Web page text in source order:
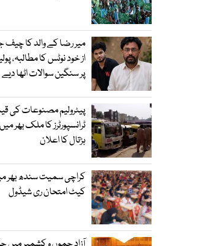
میر رضا کے والد کا
از خود نوٹس کا مطالبہ،
پر سنگین سوالات اٹھا دیے
پیٹرولیم مصنوعات کی
ٹرانسپورٹرز کا ملک بھر
ہڑتال کا اعلان
کراچی سمیت سندھ بھر
کیٹ امتحان ری شیڈول